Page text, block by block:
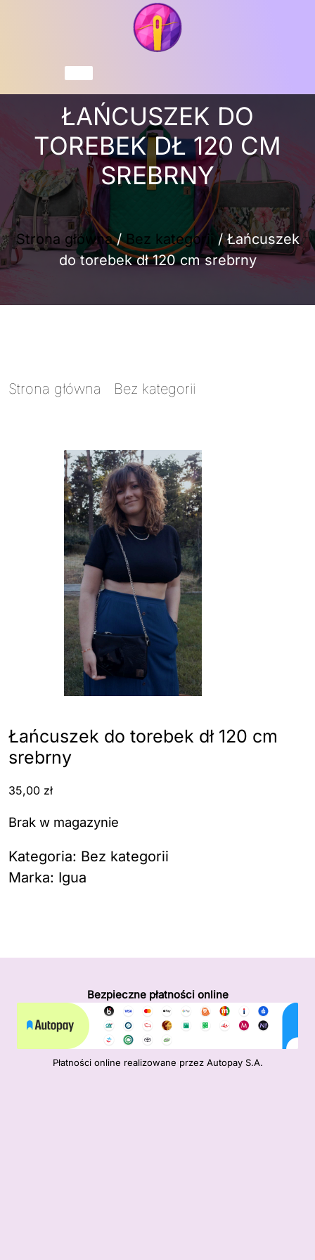
ŁAŃCUSZEK DO
TOREBEK DŁ 120 CM
SREBRNY
Strona główna/Bez kategorii / Łańcuszek
do torebek dł 120 cm srebrny
Strona główna Bez kategorii
Łańcuszek do torebek dł 120 cm
srebrny
35,00 zł
Brak w magazynie
Kategoria: Bez kategorii
Marka: Igua
Bezpieczne płatności online
Płatności online realizowane przez Autopay S.A.